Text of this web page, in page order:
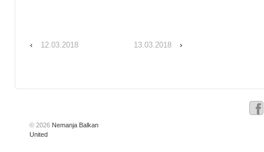
‹ 12.03.2018 13.03.2018 ›
© 2026 Nemanja Balkan
United